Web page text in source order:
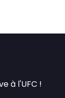
à l'UFC !